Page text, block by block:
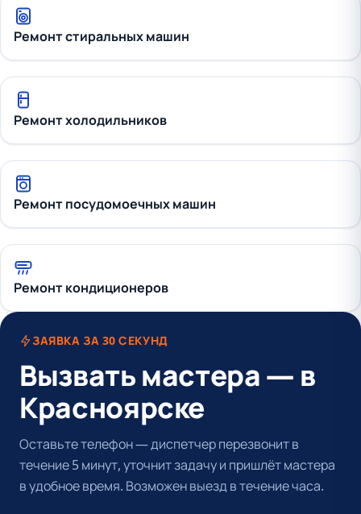
Ремонт стиральных машин
Ремонт холодильников
Ремонт посудомоечных машин
Ремонт кондиционеров
ЗАЯВКА ЗА 30 СЕКУНД
Вызвать мастера — в
Красноярске
Оставьте телефон — диспетчер перезвонит в
течение 5 минут, уточнит задачу и пришлёт мастера
в удобное время. Возможен выезд в течение часа.